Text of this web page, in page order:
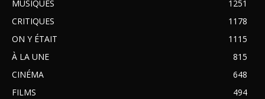
MUSIQUES
1251
CRITIQUES
1178
ON Y ÉTAIT
1115
À LA UNE
815
CINÉMA
648
FILMS
494